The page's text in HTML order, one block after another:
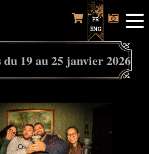
FR
ENG
du 19 au 25 janvier 2026